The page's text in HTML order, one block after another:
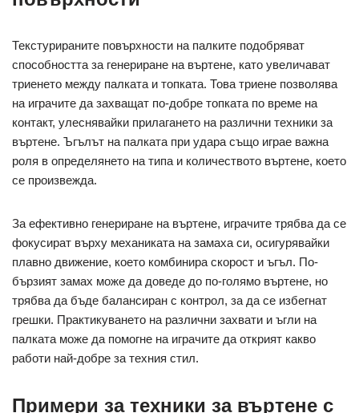
Текстурираните повърхности на палките подобряват
способността за генериране на въртене, като увеличават
триенето между палката и топката. Това триене позволява
на играчите да захващат по-добре топката по време на
контакт, улеснявайки прилагането на различни техники за
въртене. Ъгълът на палката при удара също играе важна
роля в определянето на типа и количеството въртене, което
се произвежда.
За ефективно генериране на въртене, играчите трябва да се
фокусират върху механиката на замаха си, осигурявайки
плавно движение, което комбинира скорост и ъгъл. По-
бързият замах може да доведе до по-голямо въртене, но
трябва да бъде балансиран с контрол, за да се избегнат
грешки. Практикуването на различни захвати и ъгли на
палката може да помогне на играчите да открият какво
работи най-добре за техния стил.
Примери за техники за въртене с